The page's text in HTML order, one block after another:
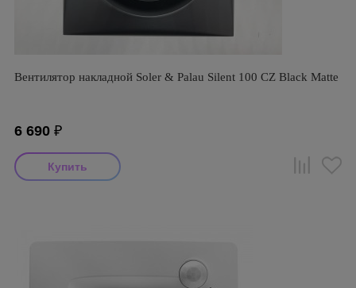
Вентилятор накладной Soler & Palau Silent 100 CZ Black Matte
6 690 ₽